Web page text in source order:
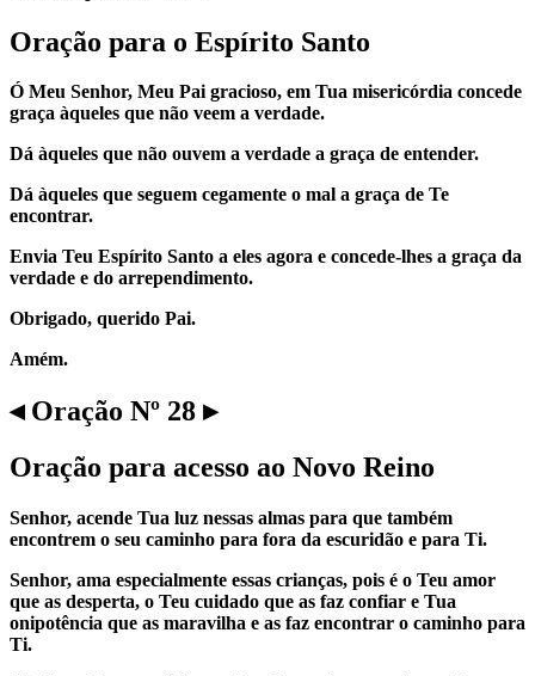
Oração para o Espírito Santo
Ó Meu Senhor, Meu Pai gracioso, em Tua misericórdia concede
graça àqueles que não veem a verdade.
Dá àqueles que não ouvem a verdade a graça de entender.
Dá àqueles que seguem cegamente o mal a graça de Te
encontrar.
Envia Teu Espírito Santo a eles agora e concede-lhes a graça da
verdade e do arrependimento.
Obrigado, querido Pai.
Amém.
◂ Oração Nº 28 ▸
Oração para acesso ao Novo Reino
Senhor, acende Tua luz nessas almas para que também
encontrem o seu caminho para fora da escuridão e para Ti.
Senhor, ama especialmente essas crianças, pois é o Teu amor
que as desperta, o Teu cuidado que as faz confiar e Tua
onipotência que as maravilha e as faz encontrar o caminho para
Ti.